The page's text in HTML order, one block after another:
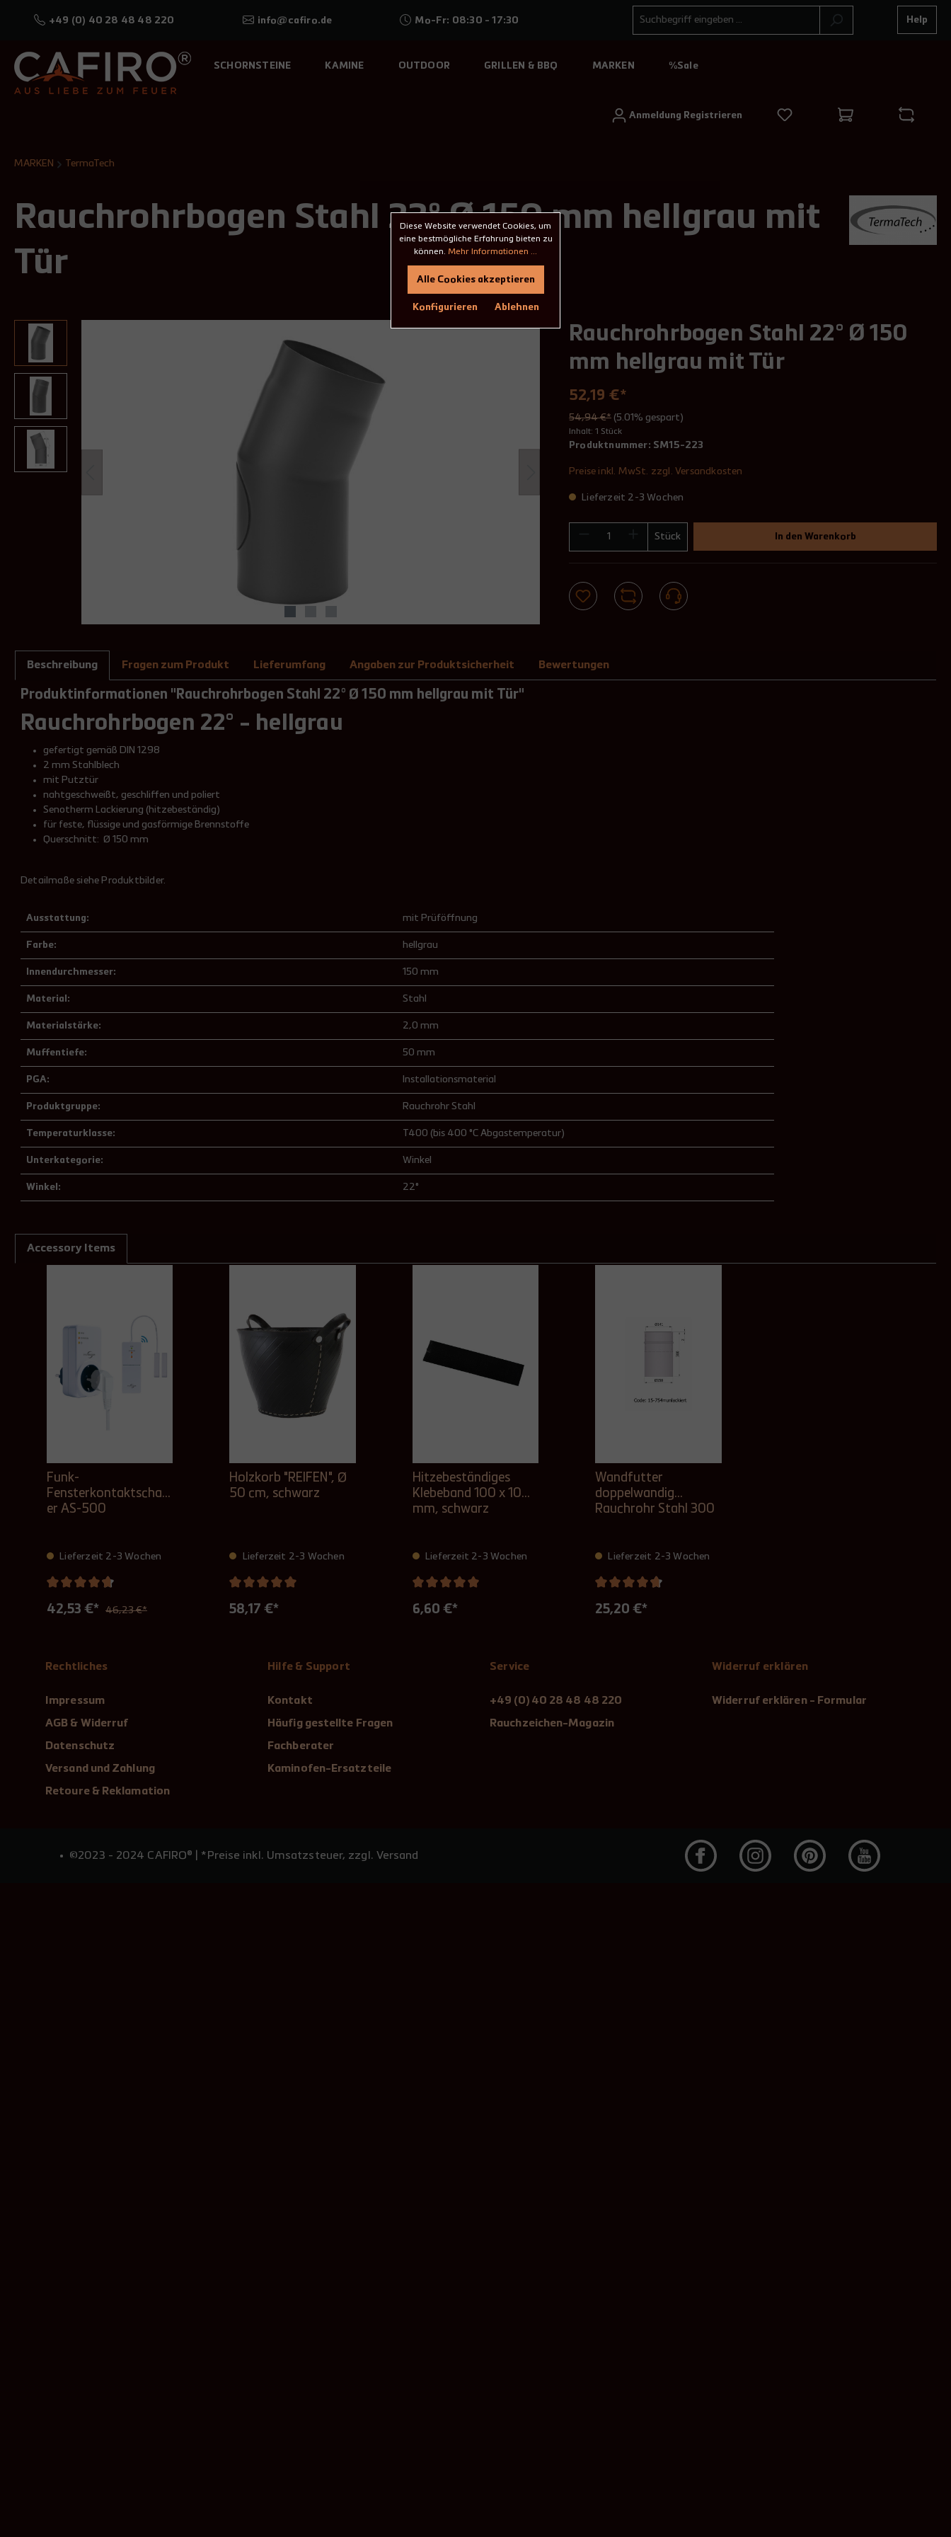
+49 (0) 40 28 48 48 220 info@cafiro.de Mo-Fr: 08:30 - 17:30 Help
SCHORNSTEINE KAMINE OUTDOOR GRILLEN & BBQ MARKEN %Sale
Anmeldung Registrieren
MARKEN TermaTech
Rauchrohrbogen Stahl 22° Ø 150 mm hellgrau mit
Tür
Rauchrohrbogen Stahl 22° Ø 150
mm hellgrau mit Tür
52,19 €*
54,94 €* (5.01% gespart)
Inhalt: 1 Stück
Produktnummer: SM15-223
Preise inkl. MwSt. zzgl. Versandkosten
Lieferzeit 2-3 Wochen
Stück In den Warenkorb
Beschreibung Fragen zum Produkt Lieferumfang Angaben zur Produktsicherheit Bewertungen
Produktinformationen "Rauchrohrbogen Stahl 22° Ø 150 mm hellgrau mit Tür"
Rauchrohrbogen 22° - hellgrau
gefertigt gemäß DIN 1298
2 mm Stahlblech
mit Putztür
nahtgeschweißt, geschliffen und poliert
Senotherm Lackierung (hitzebeständig)
für feste, flüssige und gasförmige Brennstoffe
Querschnitt: Ø 150 mm
Detailmaße siehe Produktbilder.
Ausstattung: mit Prüföffnung
Farbe: hellgrau
Innendurchmesser: 150 mm
Material: Stahl
Materialstärke: 2,0 mm
Muffentiefe: 50 mm
PGA: Installationsmaterial
Produktgruppe: Rauchrohr Stahl
Temperaturklasse: T400 (bis 400 °C Abgastemperatur)
Unterkategorie: Winkel
Winkel: 22°
Accessory Items
Funk-
Fensterkontaktschalt
er AS-500
Lieferzeit 2-3 Wochen
42,53 €* 46,23 €*
Holzkorb "REIFEN", Ø
50 cm, schwarz
Lieferzeit 2-3 Wochen
58,17 €*
Hitzebeständiges
Klebeband 100 x 10
mm, schwarz
Lieferzeit 2-3 Wochen
6,60 €*
Wandfutter
doppelwandig
Rauchrohr Stahl 300
Lieferzeit 2-3 Wochen
25,20 €*
Rechtliches
Impressum
AGB & Widerruf
Datenschutz
Versand und Zahlung
Retoure & Reklamation
Hilfe & Support
Kontakt
Häufig gestellte Fragen
Fachberater
Kaminofen-Ersatzteile
Service
+49 (0) 40 28 48 48 220
Rauchzeichen-Magazin
Widerruf erklären
Widerruf erklären - Formular
©2023 - 2024 CAFIRO® | *Preise inkl. Umsatzsteuer, zzgl. Versand
Diese Website verwendet Cookies, um
eine bestmögliche Erfahrung bieten zu
können. Mehr Informationen ...
Ablehnen
Konfigurieren
Alle Cookies akzeptieren